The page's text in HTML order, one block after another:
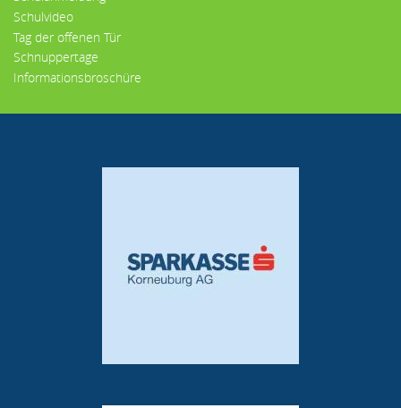
Schulvideo
Tag der offenen Tür
Schnuppertage
Informationsbroschüre